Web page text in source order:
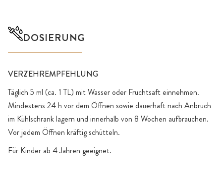
DOSIERUNG
VERZEHREMPFEHLUNG
Täglich 5 ml (ca. 1 TL) mit Wasser oder Fruchtsaft einnehmen.
Mindestens 24 h vor dem Öffnen sowie dauerhaft nach Anbruch
im Kühlschrank lagern und innerhalb von 8 Wochen aufbrauchen.
Vor jedem Öffnen kräftig schütteln.
Für Kinder ab 4 Jahren geeignet.